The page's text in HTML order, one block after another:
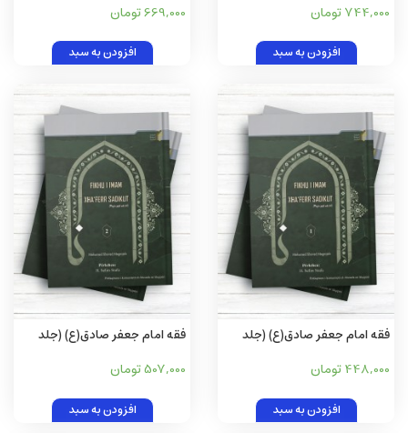
Economic System of Islam
(Volume I
744,000 تومان
افزودن به سبد
669,000 تومان
افزودن به سبد
فقه امام جعفر صادق(ع) (جلد
448,000 تومان
افزودن به سبد
فقه امام جعفر صادق(ع) (جلد
دوم) (آلبانيايی)
507,000 تومان
افزودن به سبد